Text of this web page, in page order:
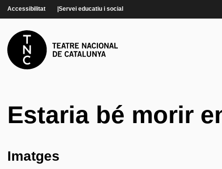
Accessibilitat Servei educatiu i social
Estaria bé morir
Imatges